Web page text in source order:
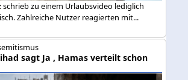
zu einem Urlaubsvideo lediglich
Zahlreiche Nutzer reagierten mit...
sagt Ja , Hamas verteilt schon